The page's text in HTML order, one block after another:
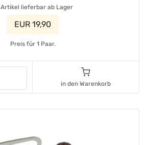
Artikel lieferbar ab Lager
EUR 19,90
Preis für 1 Paar.
in den Warenkorb